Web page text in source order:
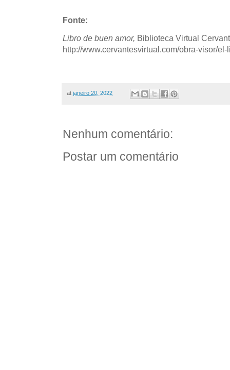
Fonte:
Libro de buen amor, Biblioteca Virtual
http://www.cervantesvirtual.com/obra-visor/
at janeiro 20, 2022
Nenhum comentário:
Postar um comentário